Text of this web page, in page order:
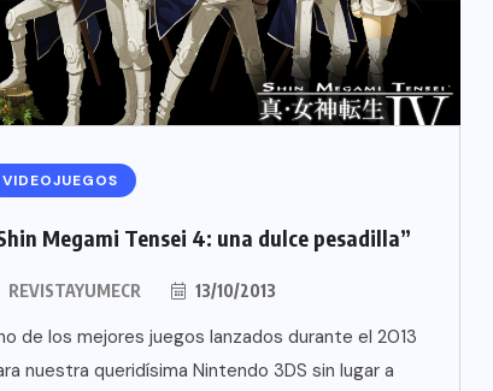
VIDEOJUEGOS
Megami Tensei 4: una dulce pesadilla”
REVISTAYUMECR 13/10/2013
de los mejores juegos lanzados durante el 2013
nuestra queridísima Nintendo 3DS sin lugar a